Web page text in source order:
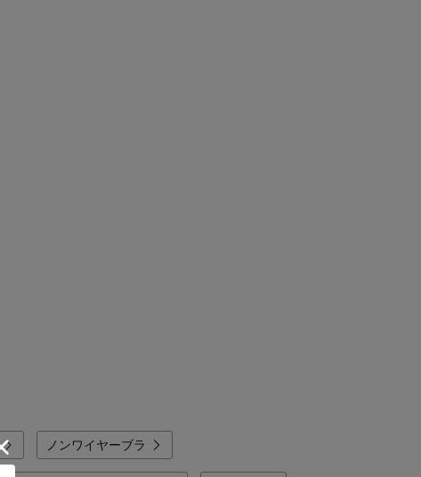
ノンワイヤーブラ